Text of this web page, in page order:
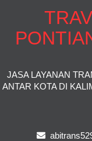
JASA LAYANAN
ANTAR KOTA DI